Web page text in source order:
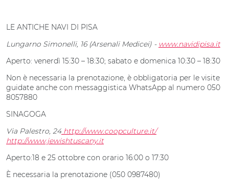
LE ANTICHE NAVI DI PISA
Lungarno Simonelli, 16 (Arsenali Medicei) - www.navidipisa.it
Aperto: venerdì 15:30 – 18:30; sabato e domenica 10:30 – 18:30
Non è necessaria la prenotazione, è obbligatoria per le visite
guidate anche con messaggistica WhatsApp al numero 050
8057880
SINAGOGA
Via Palestro, 24http://www.coopculture.it/
http://www.jewishtuscany.it
Aperto:18 e 25 ottobre con orario 16:00 o 17:30
È necessaria la prenotazione (050 0987480)